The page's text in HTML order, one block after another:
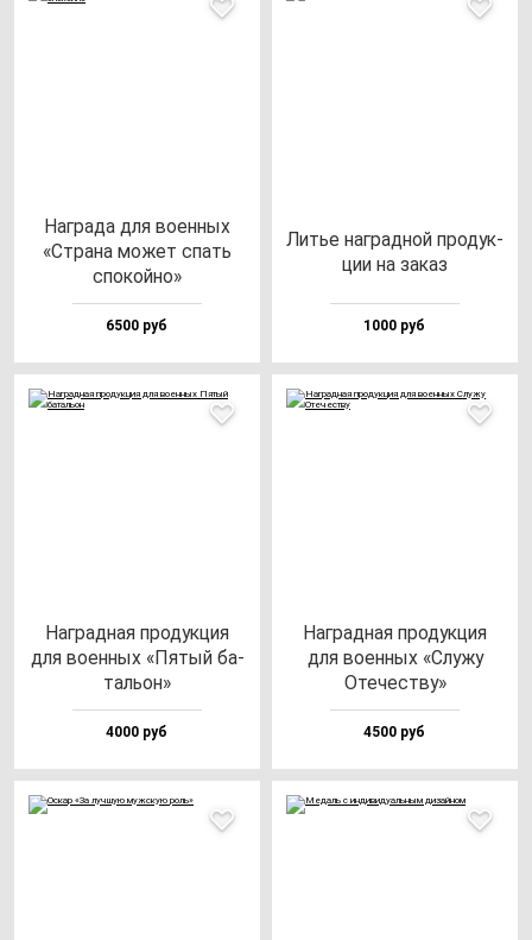
Наг­ра­да для во­ен­ных
«Стра­на мо­жет спать
спо­кой­но»
6500 руб
Литье наг­рад­ной про­дук­
ции на за­каз
1000 руб
Наг­рад­ная про­дук­ция
для во­ен­ных «Пятый ба­
таль­он»
4000 руб
Наг­рад­ная про­дук­ция
для во­ен­ных «Слу­жу
Оте­чес­тву»
4500 руб